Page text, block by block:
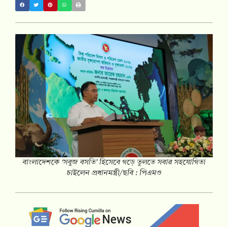
বাংলাদেশকে ‘সবুজ বসতি’ হিসেবে গড়ে তুলতে সবার সহযোগিতা
চাইলেন প্রধানমন্ত্রী/ছবি : পিএমও